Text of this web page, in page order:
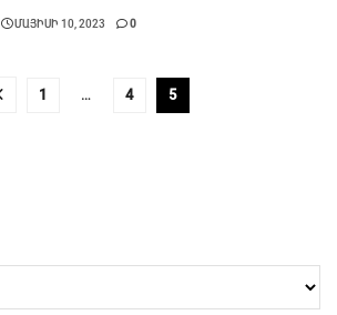
ՄԱՅԻՍԻ 10, 2023 0
1 4 5